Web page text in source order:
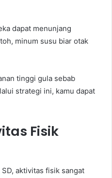
dapat menunjang
minum susu biar otak
tinggi gula sebab
strategi ini, kamu dapat
Fisik
aktivitas fisik sangat